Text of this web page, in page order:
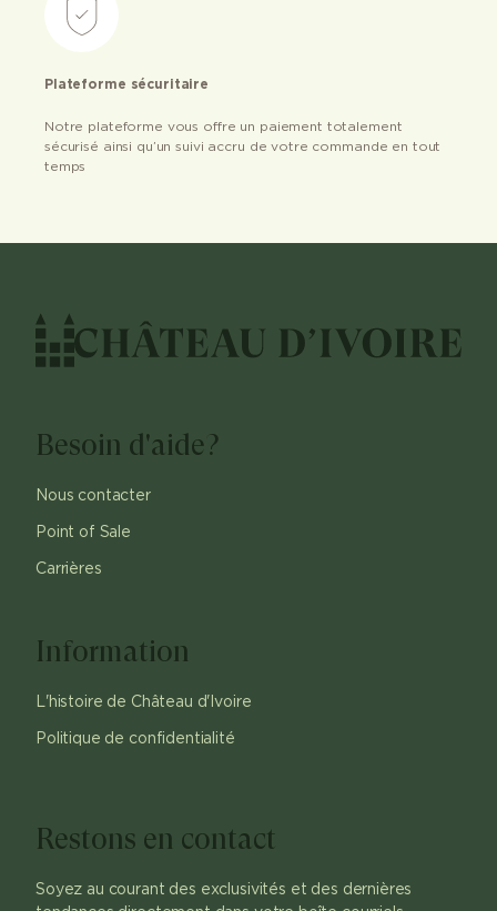
Plateforme sécuritaire
Notre plateforme vous offre un paiement totalement
sécurisé ainsi qu’un suivi accru de votre commande en tout
temps
Besoin d'aide?
Nous contacter
Point of Sale
Carrières
Information
L'histoire de Château d'Ivoire
Politique de confidentialité
Restons en contact
Soyez au courant des exclusivités et des dernières